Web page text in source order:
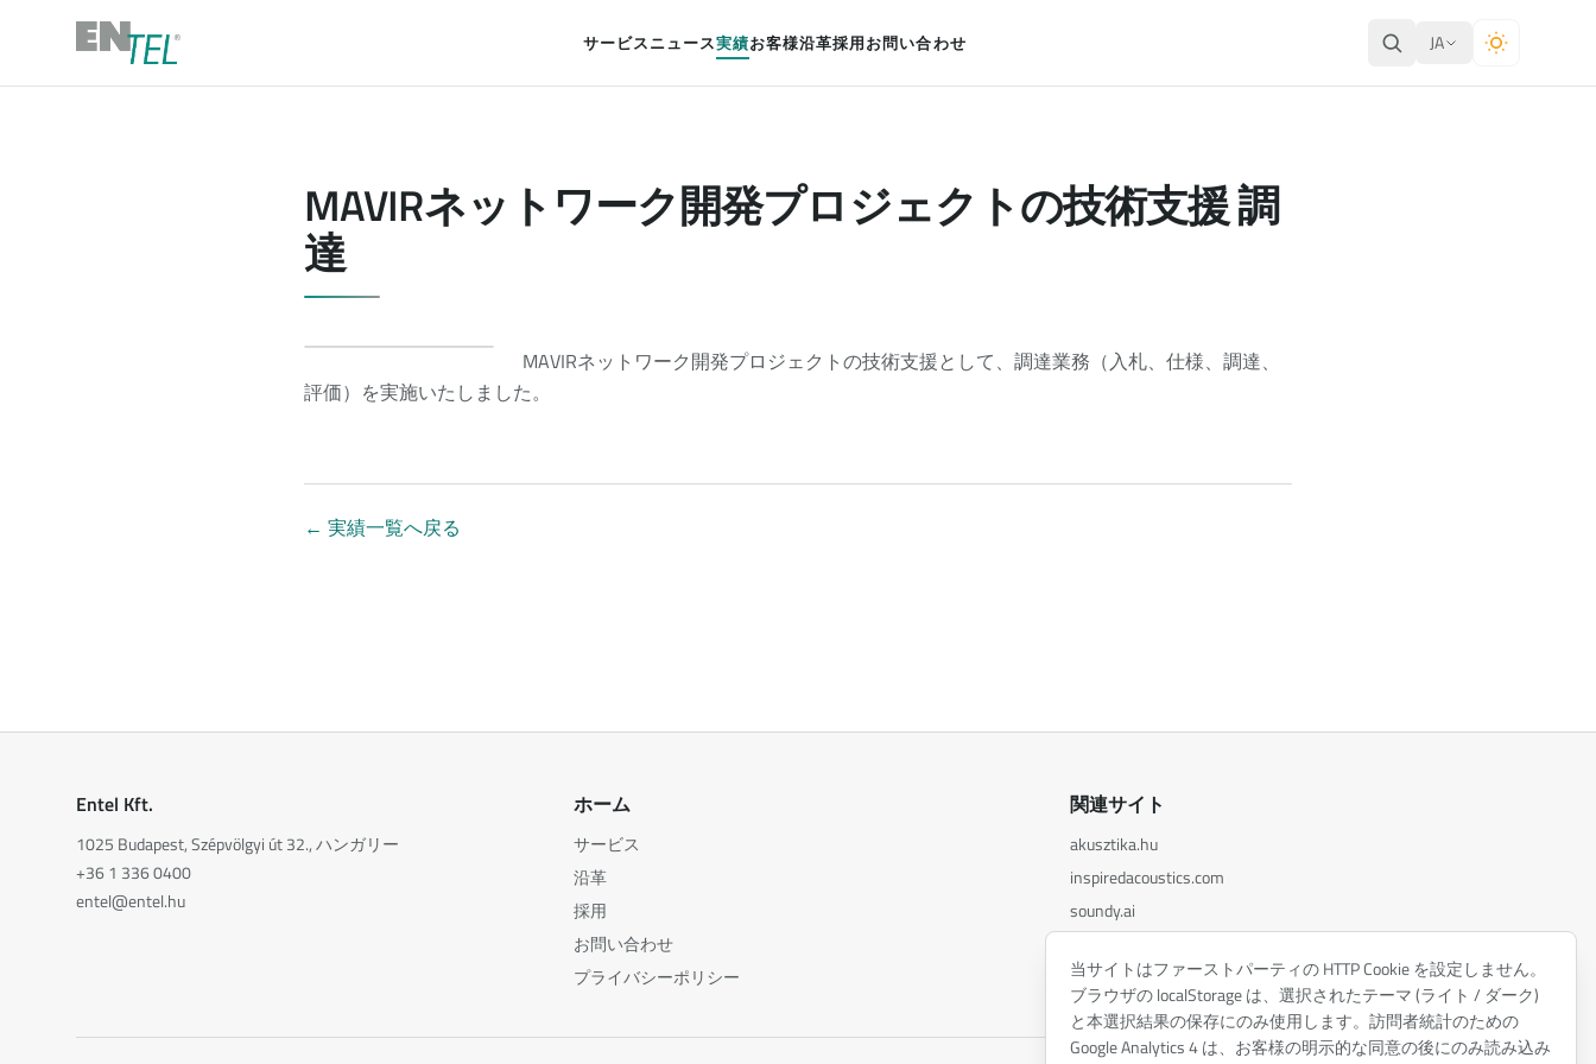
サービスニュース実績お客様沿革採用お問い合わせ JA
MAVIRネットワーク開発プロジェクトの技術支援 調
達
MAVIRネットワーク開発プロジェクトの技術支援として、調達業務（入札、仕様、調達、
評価）を実施いたしました。
← 実績一覧へ戻る
Entel Kft.
1025 Budapest, Szépvölgyi út 32., ハンガリー
+36 1 336 0400
entel@entel.hu
ホーム
サービス
沿革
採用
お問い合わせ
プライバシーポリシー
関連サイト
akusztika.hu
inspiredacoustics.com
soundy.ai
当サイトはファーストパーティの HTTP Cookie を設定しません。
ブラウザの localStorage は、選択されたテーマ (ライト / ダーク)
と本選択結果の保存にのみ使用します。訪問者統計のための
Google Analytics 4 は、お客様の明示的な同意の後にのみ読み込み